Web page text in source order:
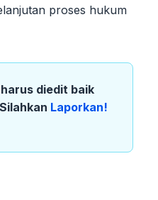
proses hukum
diedit baik
Laporkan!